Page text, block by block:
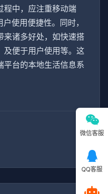
程中，应注重移动端
使用便捷性。同时，
来诸多好处，如快速搭
及便于用户使用等。这
平台的本地生活信息系
微信客服
QQ客服